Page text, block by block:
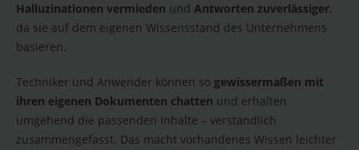
Halluzinationen vermieden und Antworten zuverlässiger,
da sie auf dem eigenen Wissensstand des Unternehmens
basieren.
Techniker und Anwender können so gewissermaßen mit
ihren eigenen Dokumenten chatten und erhalten
umgehend die passenden Inhalte – verständlich
zusammengefasst. Das macht vorhandenes Wissen leichter